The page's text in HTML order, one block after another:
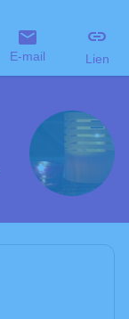
E-mail Lien